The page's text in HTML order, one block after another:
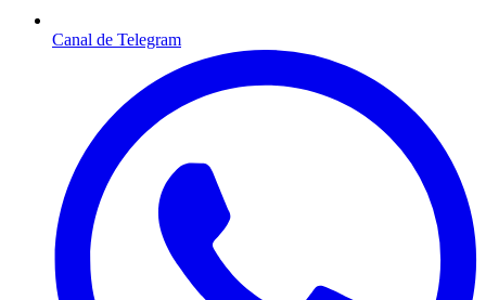
Canal de Telegram